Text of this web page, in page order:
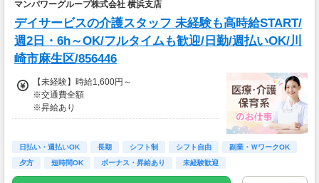
※日払いも週払いOK（規定あり）
（稼働開始時は手続き完了次第となります）
週払い：金曜日締め最短翌週火曜日にお給料GE
T♪
※交通費：別途全額支給
マンパワーグループ株式会社 横浜支店
デイサービスの介護スタッフ 未経験も高時給START/
週2日・6h～OK/フルタイムも歓迎/日勤/週払いOK/川
崎市麻生区/856446
【未経験】時給1,600円～
※交通費全額
※昇給あり
◎日勤／未経験の場合
・日収(1,600*8)円（時給1,600円×8h）
日払い・週払いOK 長期 シフト制 シフト自由
副業・ＷワークOK
夕方
短時間OK ボーナス・昇給あり 未経験歓迎